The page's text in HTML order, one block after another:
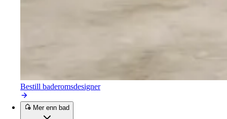
Bestill baderomsdesigner
Mer enn bad